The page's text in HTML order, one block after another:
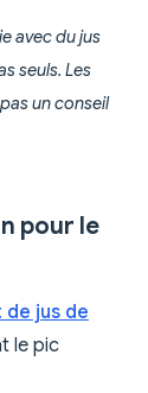
avec du jus
seuls. Les
un conseil
pour le
jus de
le pic